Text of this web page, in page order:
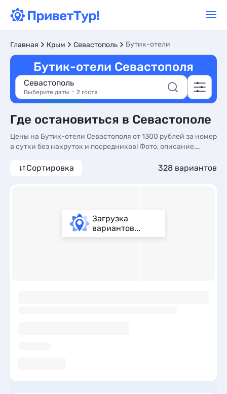
Главная Крым Севастополь Бутик-отели
Бутик-отели Севастополя
Севастополь
Выберите даты 2 гостя
Где остановиться в Севастополе
Цены на Бутик-отели Севастополя от 1300 рублей за номер
в сутки без накруток и посредников! Фото, описание,
по доступным ценам на сайте ПриветТур
Сортировка 328 вариантов
Загрузка
вариантов...